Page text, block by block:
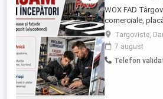
WOX FAD
comerciale,
(alucobond) și
de magazine,
țara. Ne mărim
montaj și
Targoviste,
7 august
Telefon